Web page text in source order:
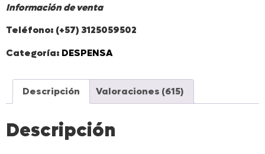
Información de venta
Teléfono: (+57) 3125059502
Categoría: DESPENSA
Descripción Valoraciones (615)
Descripción